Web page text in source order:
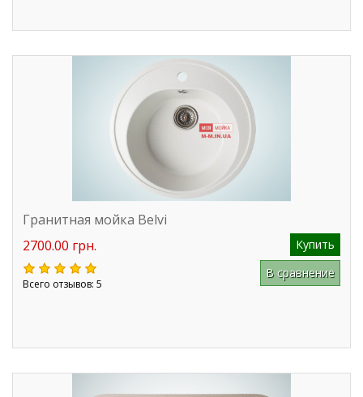
Гранитная мойка Belvi
2700.00 грн.
Купить
Всего отзывов: 5
В сравнение